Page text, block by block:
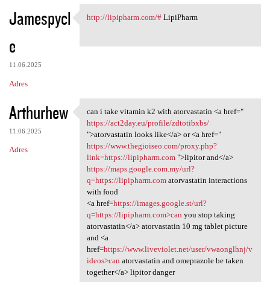
Jamespycl
e
11.06.2025
Adres
http://lipipharm.com/#
http://lipipharm.com/#LipiPharm
Arthurhew
11.06.2025
Adres
can i take vitamin k2 with
can i take vitamin k2 with atorvastatin <a href="
https://act2day.eu/profile/zdtotibxbs/
">atorvastatin looks like</a> or <a href="
https://www.thegioiseo.com/proxy.php?
link=https://lipipharm.com">lipitor and</a>
https://maps.google.com.my/url?
q=https://lipipharm.comatorvastatin interactions
with food
<a href=https://images.google.st/url?
q=https://lipipharm.com>can you stop taking
atorvastatin</a> atorvastatin 10 mg tablet picture
and <a
href=https://www.liveviolet.net/user/vwaonglhnj/v
ideos>can atorvastatin and omeprazole be taken
together</a> lipitor danger